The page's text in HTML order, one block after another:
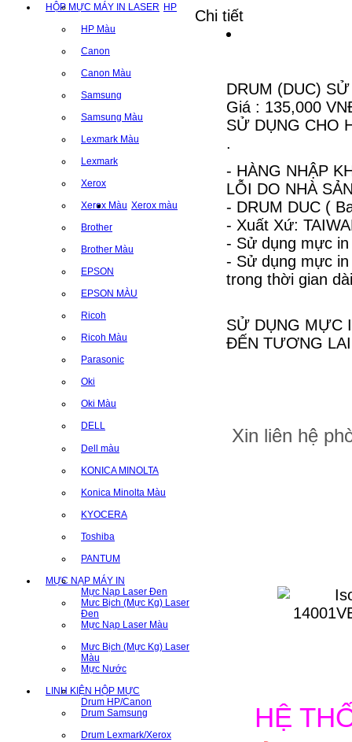
HỘP MỰC MÁY IN LASER HP
HP Màu
Canon
Canon Màu
Samsung
Samsung Màu
Lexmark Màu
Lexmark
Xerox
Xerox Màu Xerox màu
Brother
Brother Màu
EPSON
EPSON MÀU
Ricoh
Ricoh Màu
Parasonic
Oki
Oki Màu
DELL
Dell màu
KONICA MINOLTA
Konica Minolta Màu
KYOCERA
Toshiba
PANTUM
MỰC NẠP MÁY IN
Mực Nạp Laser Đen
Mưc Bịch (Mực Kg) Laser
Đen
Mực Nạp Laser Màu
Mưc Bịch (Mực Kg) Laser
Màu
Mực Nước
LINH KIỆN HỘP MỰC
Drum HP/Canon
Drum Samsung
Drum Lexmark/Xerox
Chi tiết
DRUM (DUC)
Giá : 135,000
SỬ DỤNG CHO
.
- HÀNG NHẬP
LỖI DO NHÀ
- DRUM DUC (
- Xuất Xứ:
- Sử dụng mực
- Sử dụng mực
trong thời gian
SỬ DỤNG MỰC
ĐẾN TƯƠNG
Xin liên hệ
HỆ